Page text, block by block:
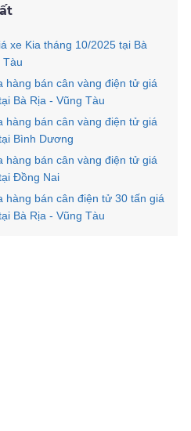
xe Kia tháng 10/2025 tại Bà
Tàu
hàng bán cân vàng điện tử giá
Bà Rịa - Vũng Tàu
hàng bán cân vàng điện tử giá
Bình Dương
hàng bán cân vàng điện tử giá
Đồng Nai
hàng bán cân điện tử 30 tấn giá
Bà Rịa - Vũng Tàu